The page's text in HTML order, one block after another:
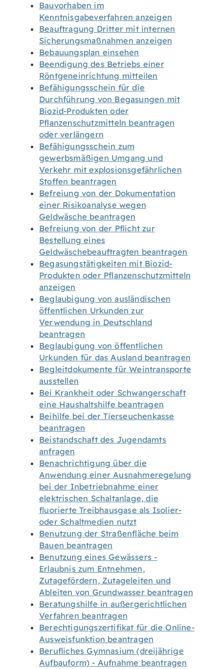
Bauvorhaben im
Kenntnisgabeverfahren anzeigen
Beauftragung Dritter mit internen
Sicherungsmaßnahmen anzeigen
Bebauungsplan einsehen
Beendigung des Betriebs einer
Röntgeneinrichtung mitteilen
Befähigungsschein für die
Durchführung von Begasungen mit
Biozid-Produkten oder
Pflanzenschutzmitteln beantragen
oder verlängern
Befähigungsschein zum
gewerbsmäßigen Umgang und
Verkehr mit explosionsgefährlichen
Stoffen beantragen
Befreiung von der Dokumentation
einer Risikoanalyse wegen
Geldwäsche beantragen
Befreiung von der Pflicht zur
Bestellung eines
Geldwäschebeauftragten beantragen
Begasungstätigkeiten mit Biozid-
Produkten oder Pflanzenschutzmitteln
anzeigen
Beglaubigung von ausländischen
öffentlichen Urkunden zur
Verwendung in Deutschland
beantragen
Beglaubigung von öffentlichen
Urkunden für das Ausland beantragen
Begleitdokumente für Weintransporte
ausstellen
Bei Krankheit oder Schwangerschaft
eine Haushaltshilfe beantragen
Beihilfe bei der Tierseuchenkasse
beantragen
Beistandschaft des Jugendamts
anfragen
Benachrichtigung über die
Anwendung einer Ausnahmeregelung
bei der Inbetriebnahme einer
elektrischen Schaltanlage, die
fluorierte Treibhausgase als Isolier-
oder Schaltmedien nutzt
Benutzung der Straßenfläche beim
Bauen beantragen
Benutzung eines Gewässers -
Erlaubnis zum Entnehmen,
Zutagefördern, Zutageleiten und
Ableiten von Grundwasser beantragen
Beratungshilfe in außergerichtlichen
Verfahren beantragen
Berechtigungszertifikat für die Online-
Ausweisfunktion beantragen
Berufliches Gymnasium (dreijährige
Aufbauform) - Aufnahme beantragen